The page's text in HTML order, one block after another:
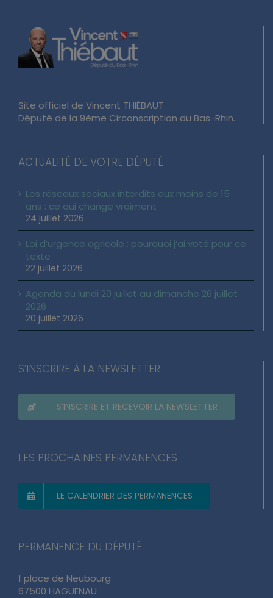
Site officiel de Vincent THIÉBAUT
Député de la 9ème Circonscription du Bas-Rhin.
ACTUALITÉ DE VOTRE DÉPUTÉ
Les réseaux sociaux interdits aux moins de 15
ans : ce qui change vraiment
24 juillet 2026
Loi d’urgence agricole : pourquoi j’ai voté pour ce
texte
22 juillet 2026
Agenda du lundi 20 juillet au dimanche 26 juillet
2026
20 juillet 2026
S’INSCRIRE À LA NEWSLETTER
S’INSCRIRE ET RECEVOIR LA NEWSLETTER
LES PROCHAINES PERMANENCES
LE CALENDRIER DES PERMANENCES
PERMANENCE DU DÉPUTÉ
1 place de Neubourg